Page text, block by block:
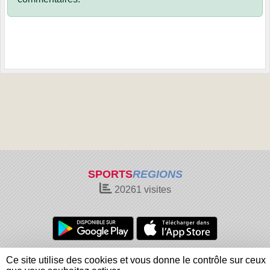
SPORTSREGIONS
20261 visites
Charte cookies
Gestion des cookies
Ce site utilise des cookies et vous donne le contrôle sur ceux